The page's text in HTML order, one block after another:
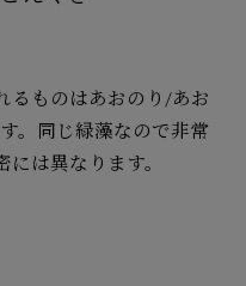
るものはあおのり/あお
。同じ緑藻なので非常
は異なります。